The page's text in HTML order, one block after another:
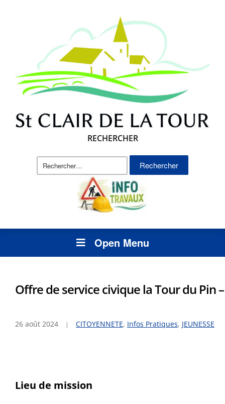
RECHERCHER
Rechercher :
Open Menu
Offre de service civique la Tour du Pin
26 août 2024 CITOYENNETE, Infos Pratiques, JEUNESSE
Lieu de mission